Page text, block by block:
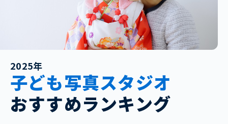
2025年
子ども写真スタジオ
おすすめランキング